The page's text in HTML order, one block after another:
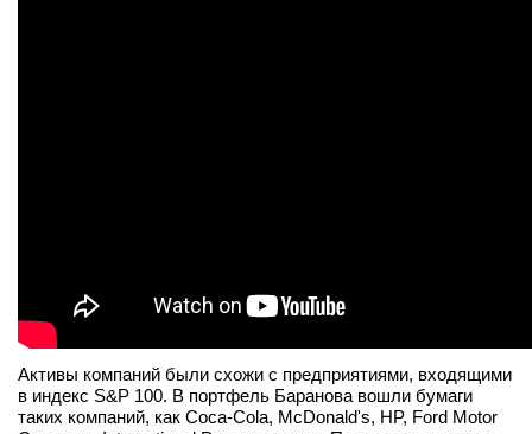
Активы компаний были схожи с предприятиями, входящими
в индекс S&P 100. В портфель Баранова вошли бумаги
таких компаний, как Coca-Cola, McDonald's, HP, Ford Motor